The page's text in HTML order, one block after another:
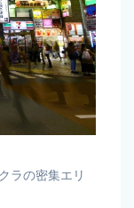
ラの密集エリ